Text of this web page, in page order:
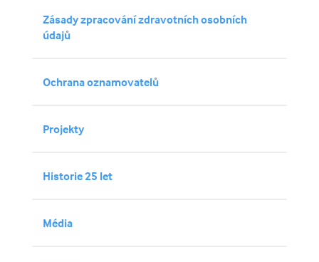
Zásady zpracování zdravotních osobních
údajů
Ochrana oznamovatelů
Projekty
Historie 25 let
Média